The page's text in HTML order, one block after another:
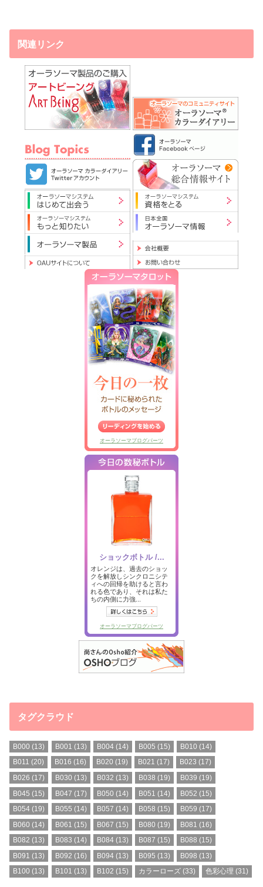
関連リンク
タグクラウド
B000 (13) B001 (13) B004(14) B005 (15) B010 (14)
B011 (20) B016 (16) B020 (19) B021 (17) B023 (17)
B026 (17) B030 (13) B032 (13) B038 (19) B039 (19)
B045 (15) B047 (17) B050 (14) B051 (14) B052 (15)
B054 (19) B055 (14) B057 (14) B058 (15) B059 (17)
B060 (14) B061 (15) B067 (15) B080 (19) B081 (16)
B082 (13) B083 (14) B084(13) B087 (15) B088 (15)
B091 (13) B092 (16) B094(13) B095 (13) B098 (13)
B100 (13) B101 (13) B102 (15) カラーローズ (33) 色彩心理 (31)